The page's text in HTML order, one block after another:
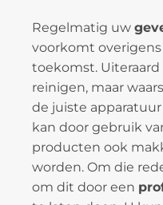
Regelmatig uw
voorkomt
toekomst.
reinigen, maar
de juiste
kan door gebruik
producten ook
worden. Om die
om dit door een